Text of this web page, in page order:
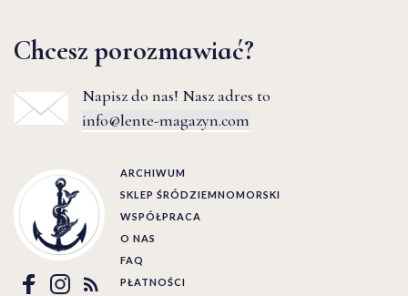
Chcesz porozmawiać?
Napisz do nas! Nasz adres to
info@lente-magazyn.com
ARCHIWUM
SKLEP ŚRÓDZIEMNOMORSKI
WSPÓŁPRACA
O NAS
FAQ
PŁATNOŚCI